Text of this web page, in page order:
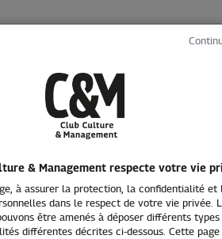
INTERVIEWS
& Management respecte votre vie
à assurer la protection, la confidentialité et
dans le respect de votre vie privée.
être amenés à déposer différents
différentes décrites ci-dessous. Cette